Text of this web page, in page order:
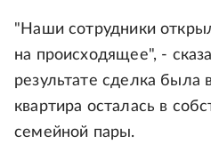
"Наши сотрудники
на происходящее", -
результате сделка была
квартира осталась в
семейной пары.